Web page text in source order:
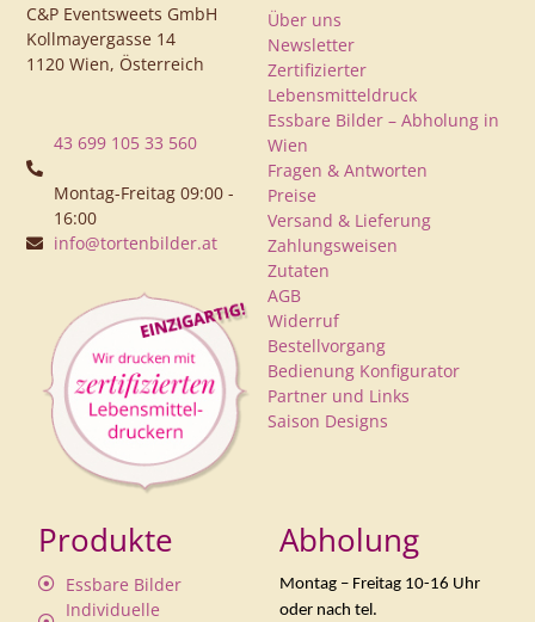
C&P Eventsweets GmbH
Kollmayergasse 14
1120 Wien, Österreich
43 699 105 33 560
Montag-Freitag 09:00 -
16:00
info@tortenbilder.at
Über uns
Newsletter
Zertifizierter
Lebensmitteldruck
Essbare Bilder – Abholung in
Wien
Fragen & Antworten
Preise
Versand & Lieferung
Zahlungsweisen
Zutaten
AGB
Widerruf
Bestellvorgang
Bedienung Konfigurator
Partner und Links
Saison Designs
Produkte
Essbare Bilder
Individuelle
Abholung
Montag – Freitag 10-16 Uhr
oder nach tel.